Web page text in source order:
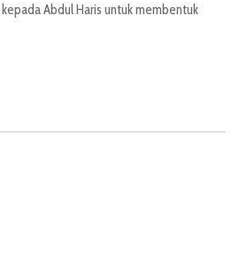
Abdul Haris untuk membentuk